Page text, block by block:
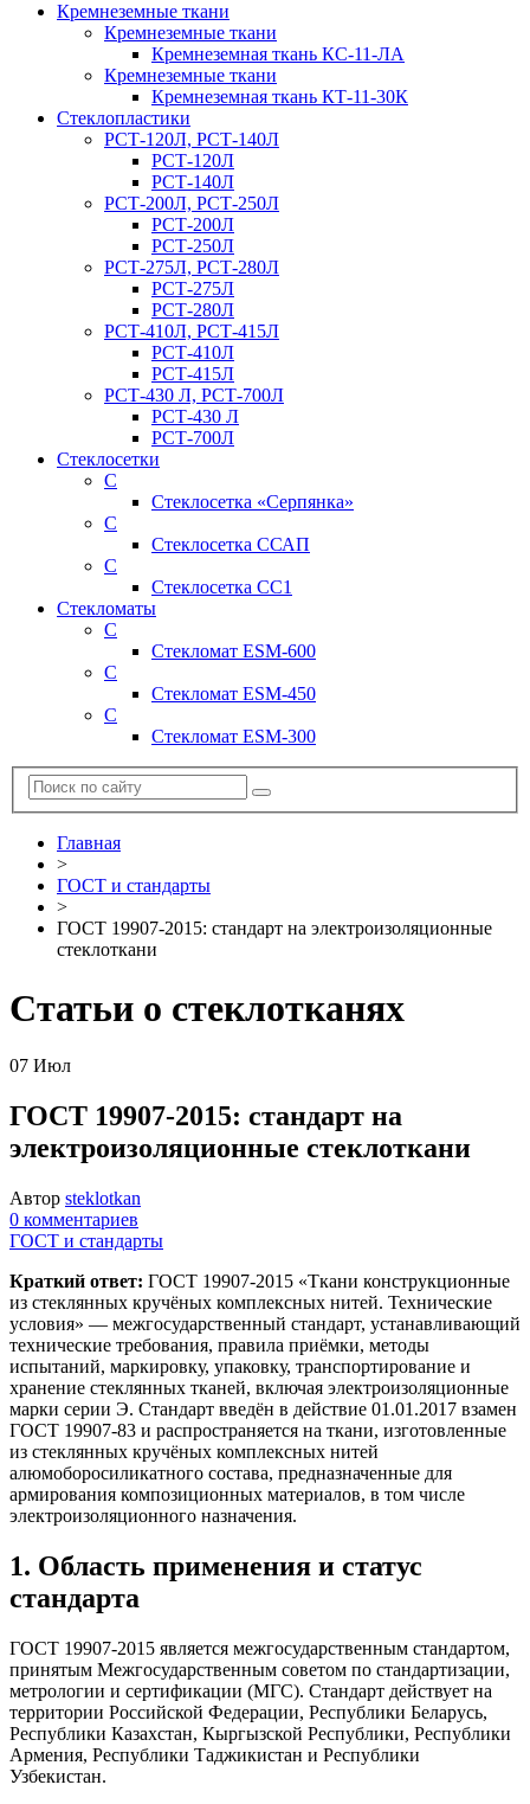
Кремнеземные ткани
Кремнеземные ткани
Кремнеземная ткань КС-11-ЛА
Кремнеземные ткани
Кремнеземная ткань КТ-11-30К
Стеклопластики
РСТ-120Л, РСТ-140Л
РСТ-120Л
РСТ-140Л
РСТ-200Л, РСТ-250Л
РСТ-200Л
РСТ-250Л
РСТ-275Л, РСТ-280Л
РСТ-275Л
РСТ-280Л
РСТ-410Л, РСТ-415Л
РСТ-410Л
РСТ-415Л
РСТ-430 Л, РСТ-700Л
РСТ-430 Л
РСТ-700Л
Стеклосетки
С
Стеклосетка «Серпянка»
С
Стеклосетка ССАП
С
Стеклосетка СС1
Стекломаты
С
Стекломат ESM-600
С
Стекломат ESM-450
С
Стекломат ESM-300
Главная
>
ГОСТ и стандарты
>
ГОСТ 19907-2015: стандарт на электроизоляционные
стеклоткани
Статьи о стеклотканях
07 Июл
ГОСТ 19907-2015: стандарт на
электроизоляционные стеклоткани
Автор steklotkan
0 комментариев
ГОСТ и стандарты
Краткий ответ: ГОСТ 19907-2015 «Ткани конструкционные
из стеклянных кручёных комплексных нитей. Технические
условия» — межгосударственный стандарт, устанавливающий
технические требования, правила приёмки, методы
испытаний, маркировку, упаковку, транспортирование и
хранение стеклянных тканей, включая электроизоляционные
марки серии Э. Стандарт введён в действие 01.01.2017 взамен
ГОСТ 19907-83 и распространяется на ткани, изготовленные
из стеклянных кручёных комплексных нитей
алюмоборосиликатного состава, предназначенные для
армирования композиционных материалов, в том числе
электроизоляционного назначения.
1. Область применения и статус
стандарта
ГОСТ 19907-2015 является межгосударственным стандартом,
принятым Межгосударственным советом по стандартизации,
метрологии и сертификации (МГС). Стандарт действует на
территории Российской Федерации, Республики Беларусь,
Республики Казахстан, Кыргызской Республики, Республики
Армения, Республики Таджикистан и Республики
Узбекистан.